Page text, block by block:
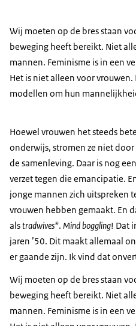
Wij moeten op de bres staan
beweging heeft bereikt. Niet
mannen. Feminisme is in een
Het is niet alleen voor
modellen om hun
Hoewel vrouwen het steeds
onderwijs, stromen ze niet
de samenleving. Daar is nog
verzet tegen die emancipatie.
jonge mannen zich uitspreken
vrouwen hebben gemaakt. En
alstradwives*. Mind boggling! Dat
jaren ’50. Dit maakt allemaal
er gaande zijn. Ik vind dat
Wij moeten op de bres staan
beweging heeft bereikt. Niet
mannen. Feminisme is in een